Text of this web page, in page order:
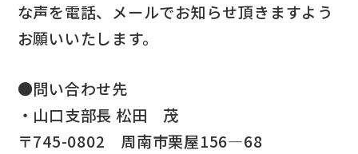
な声を電話、メールでお知らせ頂きますよう
お願いいたします。
●問い合わせ先
・山口支部長 松田 茂
〒745-0802 周南市栗屋156―68